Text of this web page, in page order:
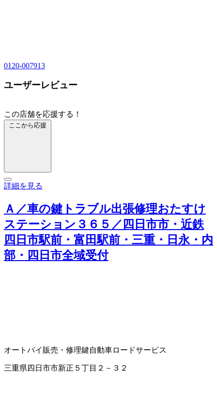
0120-007913
ユーザーレビュー
この店舗を応援する！
ここから応援
詳細を見る
Ａ／車の鍵トラブル出張修理おたすけ
ステーション３６５／四日市市・近鉄
四日市駅前・富田駅前・三重・日永・内
部・四日市全域受付
オートバイ販売・修理鍵自動車ロードサービス
三重県四日市市新正５丁目２－３２